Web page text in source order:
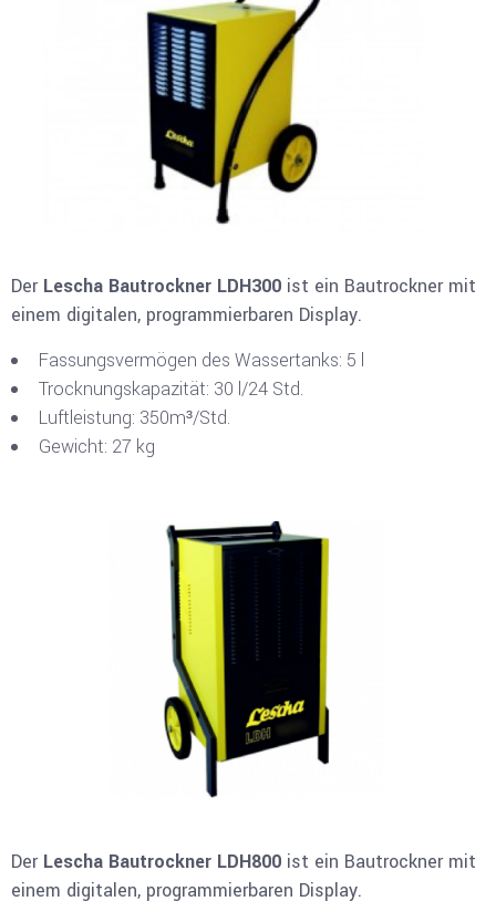
Der Lescha Bautrockner LDH300 ist ein Bautrockner mit
einem digitalen, programmierbaren Display.
Fassungsvermögen des Wassertanks: 5 l
Trocknungskapazität: 30 l/24 Std.
Luftleistung: 350m³/Std.
Gewicht: 27 kg
Der Lescha Bautrockner LDH800 ist ein Bautrockner mit
einem digitalen, programmierbaren Display.